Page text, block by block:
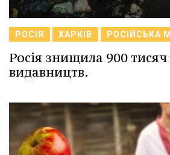
РОСІЯ ХАРКІВ РОСІЙСЬКА
Росія знищила 900
видавництв.